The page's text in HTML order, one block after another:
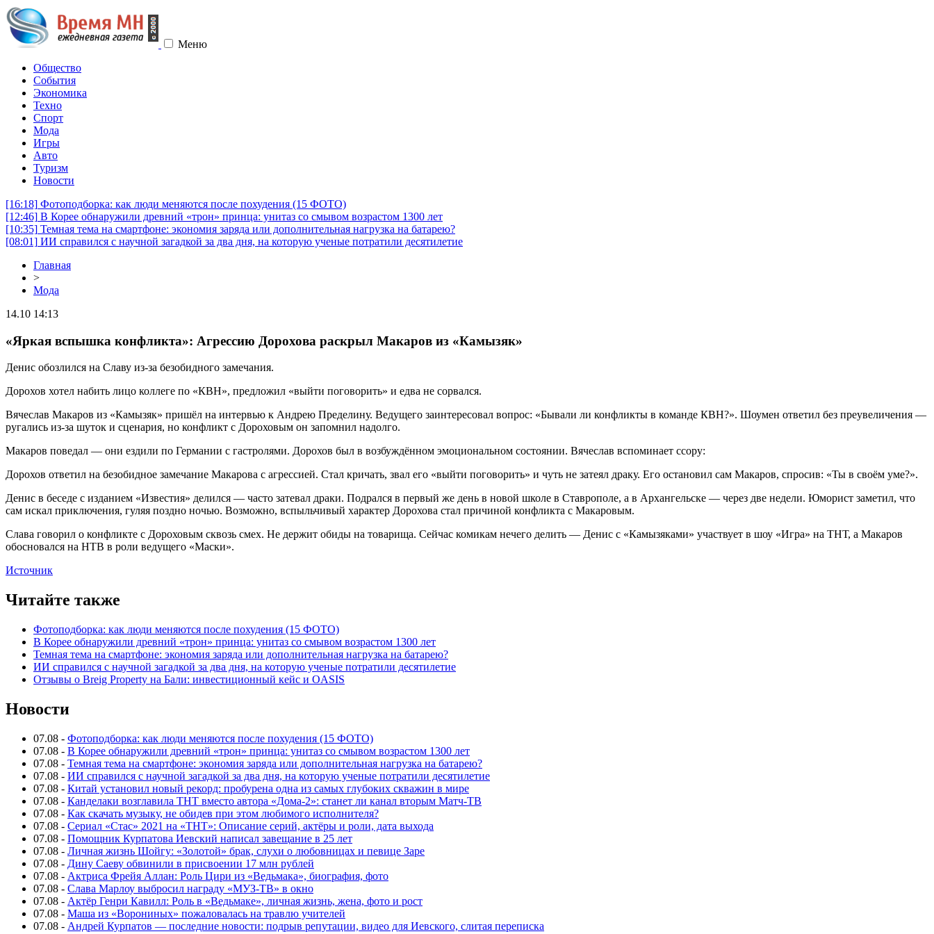
Меню
Общество
События
Экономика
Техно
Спорт
Мода
Игры
Авто
Туризм
Новости
[16:18] Фотоподборка: как люди меняются после похудения (15 ФОТО)
[12:46] В Корее обнаружили древний «трон» принца: унитаз со смывом возрастом 1300 лет
[10:35] Темная тема на смартфоне: экономия заряда или дополнительная нагрузка на батарею?
[08:01] ИИ справился с научной загадкой за два дня, на которую ученые потратили десятилетие
Главная
>
Мода
14.10 14:13
«Яркая вспышка конфликта»: Агрессию Дорохова раскрыл Макаров из «Камызяк»
Денис обозлился на Славу из-за безобидного замечания.
Дорохов хотел набить лицо коллеге по «КВН», предложил «выйти поговорить» и едва не сорвался.
Вячеслав Макаров из «Камызяк» пришёл на интервью к Андрею Пределину. Ведущего заинтересовал вопрос: «Бывали ли конфликты в команде КВН?». Шоумен ответил без преувеличения —
ругались из-за шуток и сценария, но конфликт с Дороховым он запомнил надолго.
Макаров поведал — они ездили по Германии с гастролями. Дорохов был в возбуждённом эмоциональном состоянии. Вячеслав вспоминает ссору:
Дорохов ответил на безобидное замечание Макарова с агрессией. Стал кричать, звал его «выйти поговорить» и чуть не затеял драку. Его остановил сам Макаров, спросив: «Ты в своём уме?».
Денис в беседе с изданием «Известия» делился — часто затевал драки. Подрался в первый же день в новой школе в Ставрополе, а в Архангельске — через две недели. Юморист заметил, что
сам искал приключения, гуляя поздно ночью. Возможно, вспыльчивый характер Дорохова стал причиной конфликта с Макаровым.
Слава говорил о конфликте с Дороховым сквозь смех. Не держит обиды на товарища. Сейчас комикам нечего делить — Денис с «Камызяками» участвует в шоу «Игра» на ТНТ, а Макаров
обосновался на НТВ в роли ведущего «Маски».
Источник
Читайте также
Фотоподборка: как люди меняются после похудения (15 ФОТО)
В Корее обнаружили древний «трон» принца: унитаз со смывом возрастом 1300 лет
Темная тема на смартфоне: экономия заряда или дополнительная нагрузка на батарею?
ИИ справился с научной загадкой за два дня, на которую ученые потратили десятилетие
Отзывы о Breig Property на Бали: инвестиционный кейс и OASIS
Новости
07.08 - Фотоподборка: как люди меняются после похудения (15 ФОТО)
07.08 - В Корее обнаружили древний «трон» принца: унитаз со смывом возрастом 1300 лет
07.08 - Темная тема на смартфоне: экономия заряда или дополнительная нагрузка на батарею?
07.08 - ИИ справился с научной загадкой за два дня, на которую ученые потратили десятилетие
07.08 - Китай установил новый рекорд: пробурена одна из самых глубоких скважин в мире
07.08 - Канделаки возглавила ТНТ вместо автора «Дома-2»: станет ли канал вторым Матч-ТВ
07.08 - Как скачать музыку, не обидев при этом любимого исполнителя?
07.08 - Сериал «Стас» 2021 на «ТНТ»: Описание серий, актёры и роли, дата выхода
07.08 - Помощник Курпатова Иевский написал завещание в 25 лет
07.08 - Личная жизнь Шойгу: «Золотой» брак, слухи о любовницах и певице Заре
07.08 - Дину Саеву обвинили в присвоении 17 млн рублей
07.08 - Актриса Фрейя Аллан: Роль Цири из «Ведьмака», биография, фото
07.08 - Слава Марлоу выбросил награду «МУЗ-ТВ» в окно
07.08 - Актёр Генри Кавилл: Роль в «Ведьмаке», личная жизнь, жена, фото и рост
07.08 - Маша из «Ворониных» пожаловалась на травлю учителей
07.08 - Андрей Курпатов — последние новости: подрыв репутации, видео для Иевского, слитая переписка